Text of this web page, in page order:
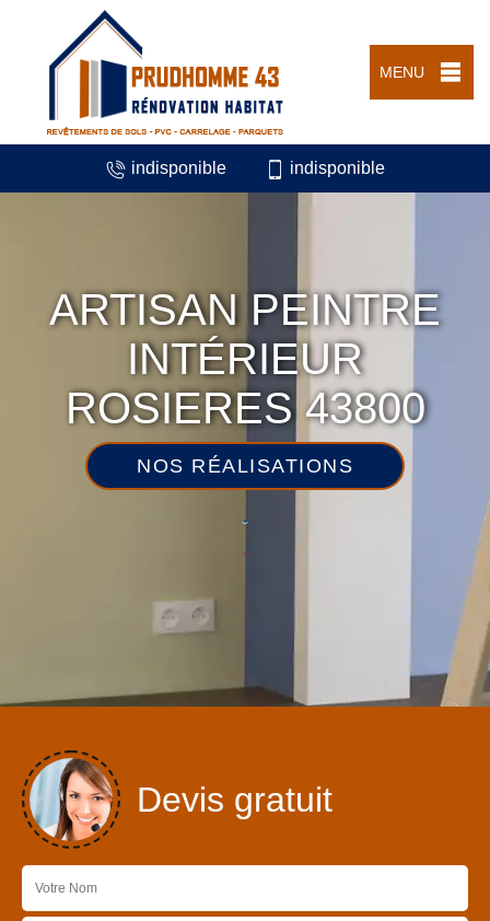
MENU
indisponible indisponible
ARTISAN PEINTRE
INTÉRIEUR
ROSIERES 43800
NOS RÉALISATIONS
Devis gratuit